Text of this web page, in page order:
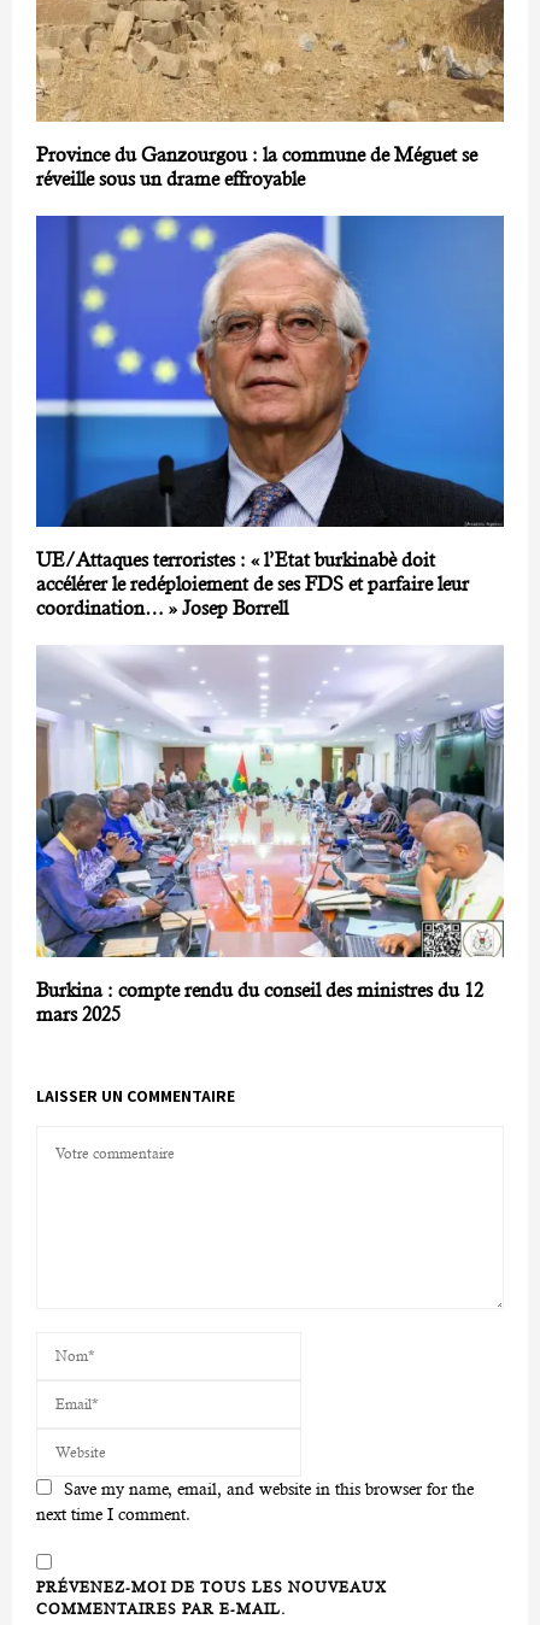
Province du Ganzourgou : la commune de Méguet se
réveille sous un drame effroyable
UE/Attaques terroristes : « l’Etat burkinabè doit
accélérer le redéploiement de ses FDS et parfaire leur
coordination… » Josep Borrell
Burkina : compte rendu du conseil des ministres du 12
mars 2025
LAISSER UN COMMENTAIRE
Save my name, email, and website in this browser for the
next time I comment.
PRÉVENEZ-MOI DE TOUS LES NOUVEAUX
COMMENTAIRES PAR E-MAIL.